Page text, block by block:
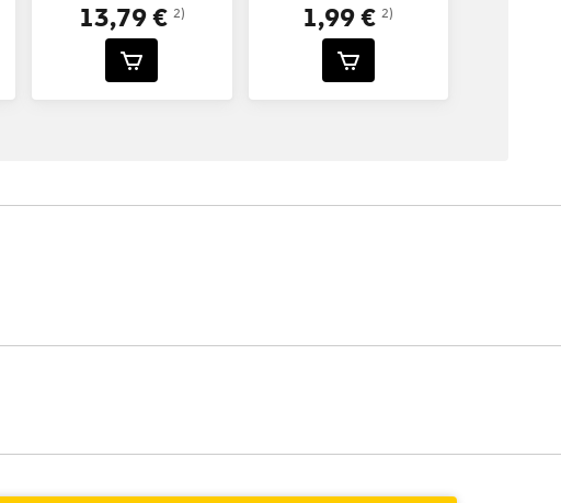
13,79 € 2) 1,99 €2)